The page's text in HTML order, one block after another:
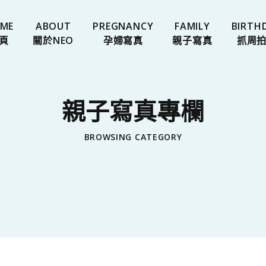
ABOUT
關於NEO
PREGNANCY
孕婦寫真
FAMILY
親子寫真
抓周
親子寫真專欄
BROWSING CATEGORY